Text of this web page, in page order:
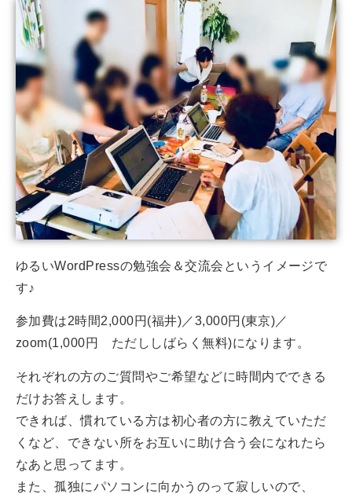
ゆるいWordPressの勉強会＆交流会というイメージで
す♪
参加費は2時間2,000円(福井)／3,000円(東京)／
zoom(1,000円 ただししばらく無料)になります。
それぞれの方のご質問やご希望などに時間内でできる
だけお答えします。
できれば、慣れている方は初心者の方に教えていただ
くなど、できない所をお互いに助け合う会になれたら
なあと思ってます。
また、孤独にパソコンに向かうのって寂しいので、